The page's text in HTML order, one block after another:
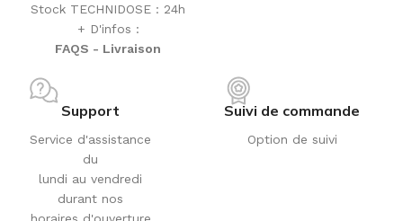
Stock TECHNIDOSE : 24h
+ D'infos :
FAQS - Livraison
Support
Service d'assistance
du
lundi au vendredi
durant nos
horaires d'ouverture
Suivi de commande
Option de suivi